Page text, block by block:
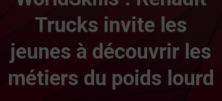
Trucks invite les
jeunes à découvrir les
métiers du poids lourd